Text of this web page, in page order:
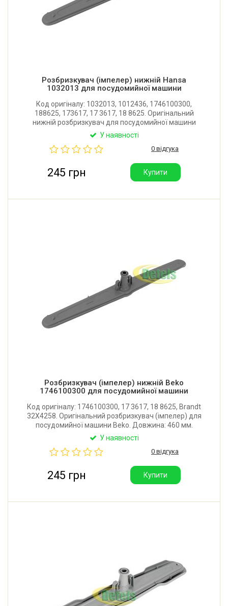
Розбризкувач (імпелер) нижній Hansa
1032013 для посудомийної машини
Код оригіналу: 1032013, 1012436, 1746100300,
188625, 173617, 17 3617, 18 8625. Оригінальний
нижній розбризкувач для посудомийної машини
Hansa, Amica. Довжина: 460 мм. Виробник:
У наявності
0 відгука
245 грн Купити
Розбризкувач (імпелер) нижній Beko
1746100300 для посудомийної машини
Код оригіналу: 1746100300, 17 3617, 18 8625, Brandt
32X4258. Оригінальний розбризкувач (імпелер) для
посудомийної машини Beko. Довжина: 460 мм.
Виробник: Туреччина.
У наявності
0 відгука
245 грн Купити